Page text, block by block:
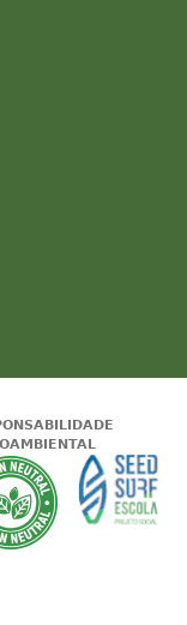
do site no
Garantia de
A